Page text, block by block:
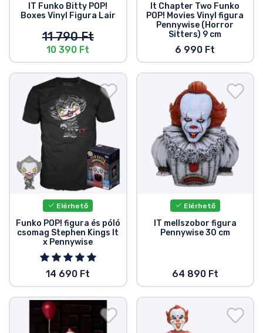
IT Funko Bitty POP!
Boxes Vinyl Figura Lair
11 790 Ft
10 390 Ft
It Chapter Two Funko
POP! Movies Vinyl figura
Pennywise (Horror
Sitters) 9 cm
6 990 Ft
Elérhető
Funko POP! figura és póló
csomag Stephen Kings It
x Pennywise
14 690 Ft
Elérhető
IT mellszobor figura
Pennywise 30 cm
64 890 Ft